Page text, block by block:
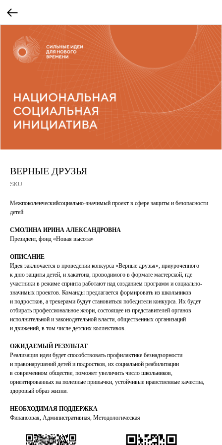
ВЕРНЫЕ ДРУЗЬЯ
SKU:
Межпоколенческийсоциально-значимый проект в сфере защиты и безопасности
детей
СМОЛИНА ИРИНА АЛЕКСАНДРОВНА
Президент, фонд «Новая высота»
ОПИСАНИЕ
Идея заключается в проведении конкурса «Верные друзья», приуроченного
к дню защиты детей, и хакатона, проводимого в формате мастерской, где
участники в режиме спринта работают над созданием программ и социально-
значимых проектов. Команды предлагается формировать из школьников
и подростков, а трекерами будут становиться победители конкурса. Их будет
отбирать профессиональное жюри, состоящее из представителей органов
исполнительной и законодательной власти, общественных организаций
и движений, в том числе детских коллективов.
ОЖИДАЕМЫЙ РЕЗУЛЬТАТ
Реализация идеи будет способствовать профилактике безнадзорности
и правонарушений детей и подростков, их социальной реабилитации
в современном обществе, поможет увеличить число школьников,
ориентированных на полезные привычки, устойчивые нравственные качества,
здоровый образ жизни.
НЕОБХОДИМАЯ ПОДДЕРЖКА
Финансовая, Административная, Методологическая